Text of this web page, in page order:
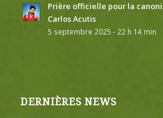
Prière officielle pour la
Carlos Acutis
5 septembre 2025 - 22 h 14 min
DERNIÈRES NEWS